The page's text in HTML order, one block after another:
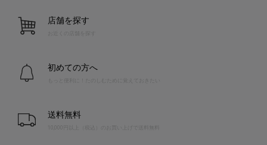
店舗を探す
お近くの店舗を探す
初めての方へ
送料無料
10,000円以上（税込）のお買い上げで送料無料